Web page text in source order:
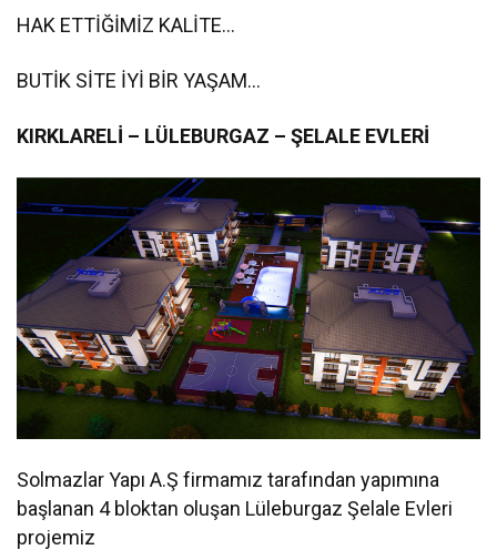
HAK ETTİĞİMİZ KALİTE…
BUTİK SİTE İYİ BİR YAŞAM…
KIRKLARELİ – LÜLEBURGAZ – ŞELALE EVLERİ
Solmazlar Yapı A.Ş firmamız tarafından yapımına
başlanan 4 bloktan oluşan Lüleburgaz Şelale Evleri
projemiz